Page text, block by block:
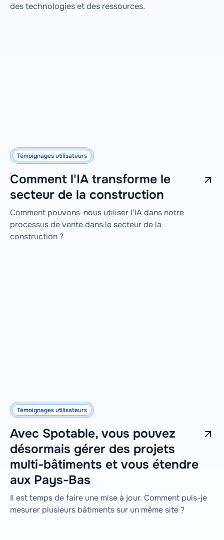
des technologies et des ressources.
Témoignages utilisateurs
Comment l'IA transforme le
secteur de la construction
Comment pouvons-nous utiliser l'IA dans notre
processus de vente dans le secteur de la
construction ?
Témoignages utilisateurs
Avec Spotable, vous pouvez
désormais gérer des projets
multi-bâtiments et vous étendre
aux Pays-Bas
Il est temps de faire une mise à jour. Comment puis-je
mesurer plusieurs bâtiments sur un même site ?